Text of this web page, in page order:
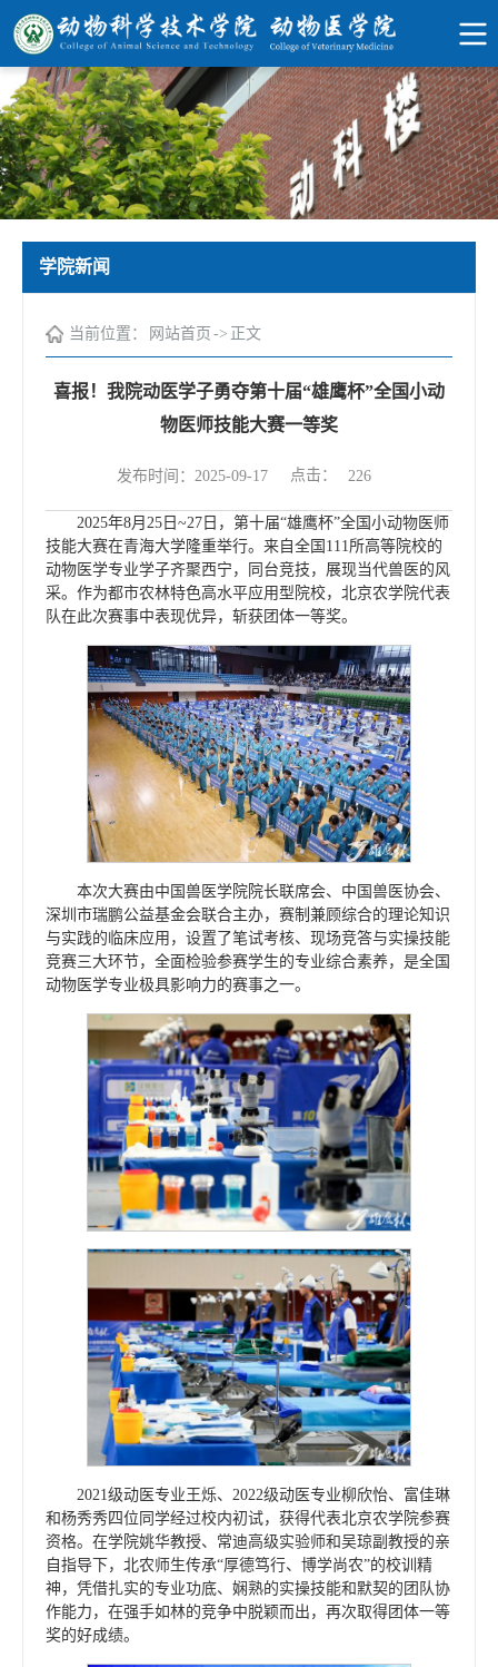
学院新闻
当前位置： 网站首页 -> 正文
喜报！我院动医学子勇夺第十届“雄鹰杯”全国小动
物医师技能大赛一等奖
发布时间：2025-09-17 点击： 226
2025年8月25日~27日，第十届“雄鹰杯”全国小动物医师
技能大赛在青海大学隆重举行。来自全国111所高等院校的
动物医学专业学子齐聚西宁，同台竞技，展现当代兽医的风
采。作为都市农林特色高水平应用型院校，北京农学院代表
队在此次赛事中表现优异，斩获团体一等奖。
本次大赛由中国兽医学院院长联席会、中国兽医协会、
深圳市瑞鹏公益基金会联合主办，赛制兼顾综合的理论知识
与实践的临床应用，设置了笔试考核、现场竞答与实操技能
竞赛三大环节，全面检验参赛学生的专业综合素养，是全国
动物医学专业极具影响力的赛事之一。
2021级动医专业王烁、2022级动医专业柳欣怡、富佳琳
和杨秀秀四位同学经过校内初试，获得代表北京农学院参赛
资格。在学院姚华教授、常迪高级实验师和吴琼副教授的亲
自指导下，北农师生传承“厚德笃行、博学尚农”的校训精
神，凭借扎实的专业功底、娴熟的实操技能和默契的团队协
作能力，在强手如林的竞争中脱颖而出，再次取得团体一等
奖的好成绩。